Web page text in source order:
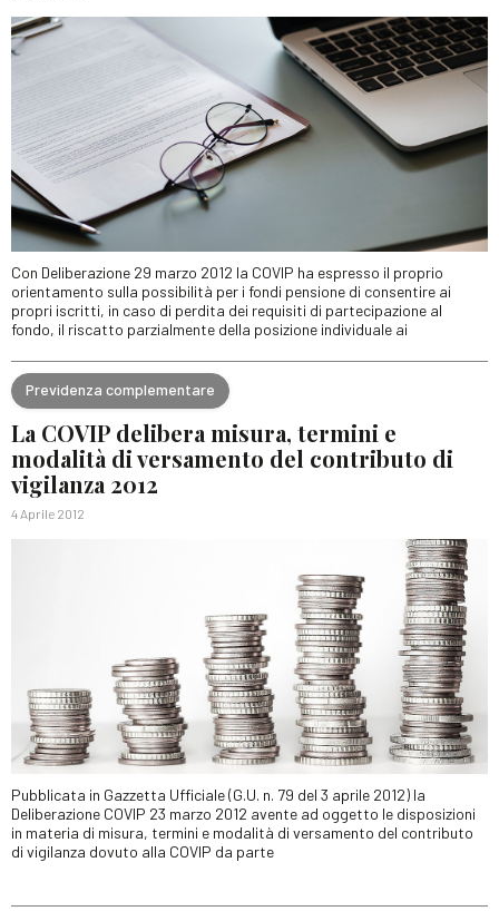
Con Deliberazione 29 marzo 2012 la COVIP ha espresso il proprio
orientamento sulla possibilità per i fondi pensione di consentire ai
propri iscritti, in caso di perdita dei requisiti di partecipazione al
fondo, il riscatto parzialmente della posizione individuale ai
Previdenza complementare
La COVIP delibera misura, termini e
modalità di versamento del contributo di
vigilanza 2012
4 Aprile 2012
Pubblicata in Gazzetta Ufficiale (G.U. n. 79 del 3 aprile 2012) la
Deliberazione COVIP 23 marzo 2012 avente ad oggetto le disposizioni
in materia di misura, termini e modalità di versamento del contributo
di vigilanza dovuto alla COVIP da parte